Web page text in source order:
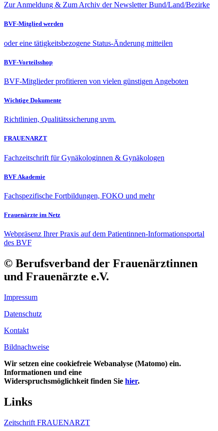
Zur Anmeldung & Zum Archiv der Newsletter Bund/Land/Bezirke
BVF-Mitglied werden
oder eine tätigkeitsbezogene Status-Änderung mitteilen
BVF-Vorteilsshop
BVF-Mitglieder profitieren von vielen günstigen Angeboten
Wichtige Dokumente
Richtlinien, Qualitätssicherung uvm.
FRAUENARZT
Fachzeitschrift für Gynäkologinnen & Gynäkologen
BVF Akademie
Fachspezifische Fortbildungen, FOKO und mehr
Frauenärzte im Netz
Webpräsenz Ihrer Praxis auf dem Patientinnen-Informationsportal
des BVF
© Berufsverband der Frauenärztinnen
und Frauenärzte e.V.
Impressum
Datenschutz
Kontakt
Bildnachweise
Wir setzen eine cookiefreie Webanalyse (Matomo) ein.
Informationen und eine
Widerspruchsmöglichkeit finden Sie hier.
Links
Zeitschrift FRAUENARZT